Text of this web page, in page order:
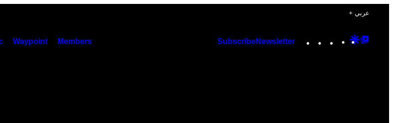
+ عربي
Waypoint Members SubscribeNewsletter Instagram
TikTok
YouTube
Google